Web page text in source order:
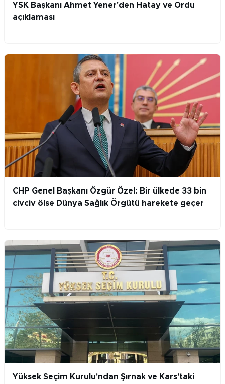
YSK Başkanı Ahmet Yener'den Hatay ve Ordu
açıklaması
CHP Genel Başkanı Özgür Özel: Bir ülkede 33 bin
civciv ölse Dünya Sağlık Örgütü harekete geçer
Yüksek Seçim Kurulu'ndan Şırnak ve Kars'taki